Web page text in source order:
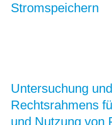
Stromspeichern
Untersuchung
Rechtsrahmens
und Nutzung von